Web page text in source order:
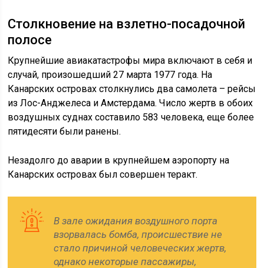
Столкновение на взлетно-посадочной
полосе
Крупнейшие авиакатастрофы мира включают в себя и
случай, произошедший 27 марта 1977 года. На
Канарских островах столкнулись два самолета – рейсы
из Лос-Анджелеса и Амстердама. Число жертв в обоих
воздушных суднах составило 583 человека, еще более
пятидесяти были ранены.
Незадолго до аварии в крупнейшем аэропорту на
Канарских островах был совершен теракт.
В зале ожидания воздушного порта
взорвалась бомба, происшествие не
стало причиной человеческих жертв,
однако некоторые пассажиры,